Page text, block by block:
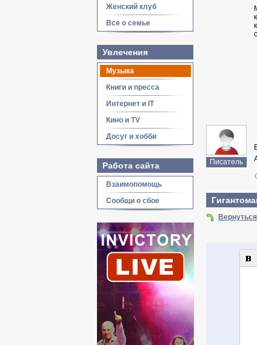
Женский клуб
Все о семье
Увлечения
Музыка
Книги и пресса
Интернет и IT
Кино и TV
Досуг и хобби
Работа сайта
Взаимопомощь
Сообщи о сбое
Писатель